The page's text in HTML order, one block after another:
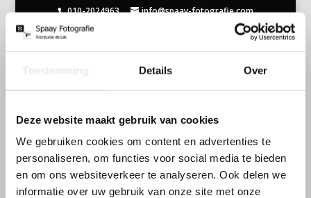
Details Over
Deze website maakt gebruik van cookies
We gebruiken cookies om content en advertenties te
personaliseren, om functies voor social media te bieden
en om ons websiteverkeer te analyseren. Ook delen we
informatie over uw gebruik van onze site met onze
010-2024963 info@spaay-fotografie.com
Geen Resultaten
worden. Probeer uw zoekopdracht te verfijnen
of gebruik de bovenstaande navigatie om deze
post te vinden.